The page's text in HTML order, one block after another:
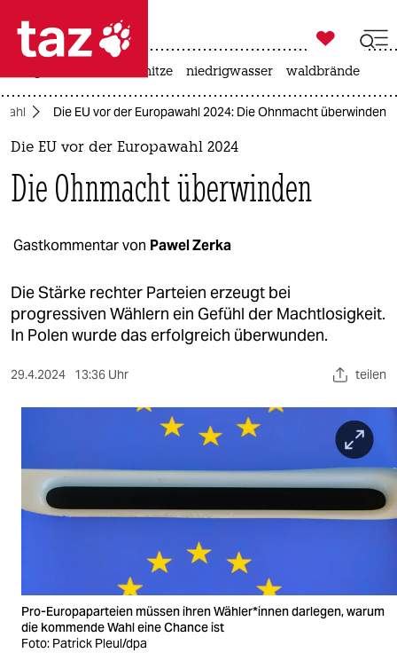
 taz zahl ich
taz zahl ich
politik
öko
gesellschaft
kultur
wahrheit
verlag
shop

taz zahl ich
hitze niedrigwasser waldbrände
Die EU vor der Europawahl 2024: Die Ohnmacht überwinden
Die EU vor der Europawahl 2024
Die Ohnmacht überwinden
Gastkommentar von Pawel Zerka
Die Stärke rechter Parteien erzeugt bei
progressiven Wählern ein Gefühl der Machtlosigkeit.
In Polen wurde das erfolgreich überwunden.
29.4.2024 13:36 Uhr teilen
Pro-Europaparteien müssen ihren Wäh­le­r*in­nen darlegen, warum
die kommende Wahl eine Chance ist
Foto: Patrick Pleul/dpa